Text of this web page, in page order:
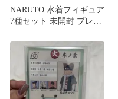
NARUTO 水着フィギュア
7種セット 未開封 プレミ